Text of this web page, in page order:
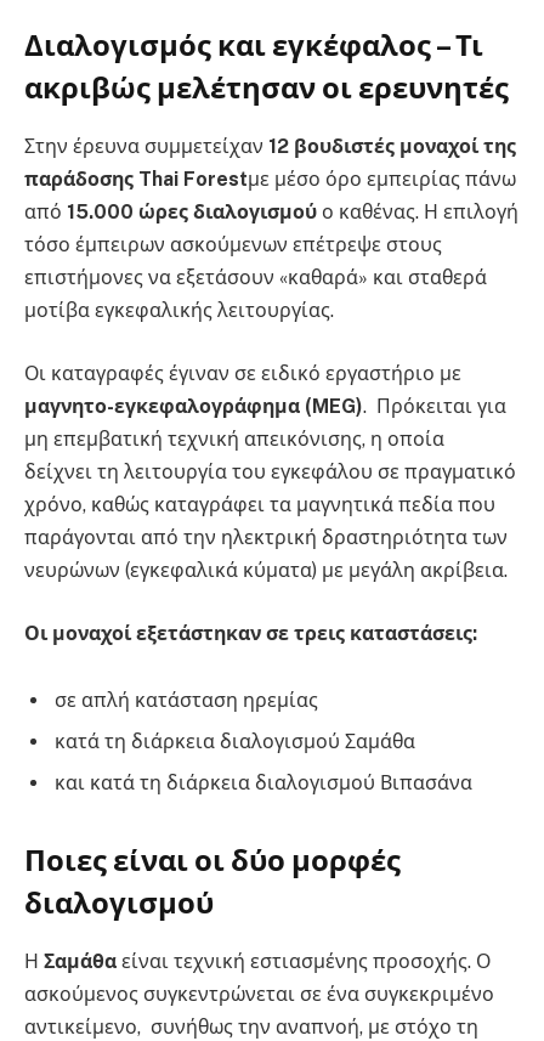
Διαλογισμός και εγκέφαλος – Τι
ακριβώς μελέτησαν οι ερευνητές
Στην έρευνα συμμετείχαν 12 βουδιστές μοναχοί της
παράδοσης Thai Forestμε μέσο όρο εμπειρίας πάνω
από 15.000 ώρες διαλογισμού ο καθένας. Η επιλογή
τόσο έμπειρων ασκούμενων επέτρεψε στους
επιστήμονες να εξετάσουν «καθαρά» και σταθερά
μοτίβα εγκεφαλικής λειτουργίας.
Οι καταγραφές έγιναν σε ειδικό εργαστήριο με
μαγνητο-εγκεφαλογράφημα (MEG). Πρόκειται για
μη επεμβατική τεχνική απεικόνισης, η οποία
δείχνει τη λειτουργία του εγκεφάλου σε πραγματικό
χρόνο, καθώς καταγράφει τα μαγνητικά πεδία που
παράγονται από την ηλεκτρική δραστηριότητα των
νευρώνων (εγκεφαλικά κύματα) με μεγάλη ακρίβεια.
Οι μοναχοί εξετάστηκαν σε τρεις καταστάσεις:
σε απλή κατάσταση ηρεμίας
κατά τη διάρκεια διαλογισμού Σαμάθα
και κατά τη διάρκεια διαλογισμού Βιπασάνα
Ποιες είναι οι δύο μορφές
διαλογισμού
Η Σαμάθα είναι τεχνική εστιασμένης προσοχής. Ο
ασκούμενος συγκεντρώνεται σε ένα συγκεκριμένο
αντικείμενο, συνήθως την αναπνοή, με στόχο τη